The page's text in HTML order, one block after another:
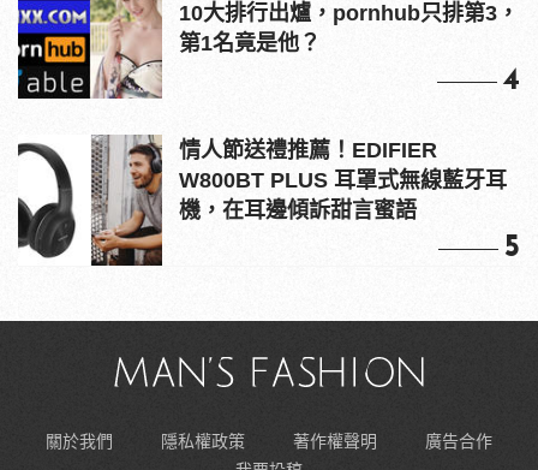
10大排行出爐，pornhub只排第3，
第1名竟是他？
4
情人節送禮推薦！EDIFIER
W800BT PLUS 耳罩式無線藍牙耳
機，在耳邊傾訴甜言蜜語
5
關於我們 隱私權政策 著作權聲明
廣告合作